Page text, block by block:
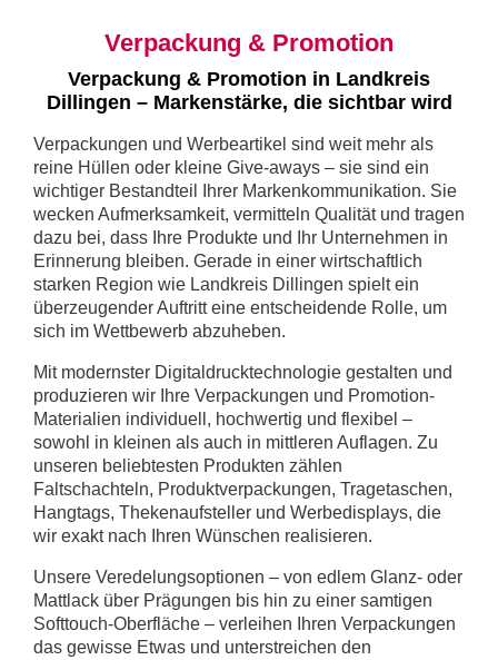
Verpackung & Promotion
Verpackung & Promotion in Landkreis
Dillingen – Markenstärke, die sichtbar wird
Verpackungen und Werbeartikel sind weit mehr als
reine Hüllen oder kleine Give-aways – sie sind ein
wichtiger Bestandteil Ihrer Markenkommunikation. Sie
wecken Aufmerksamkeit, vermitteln Qualität und tragen
dazu bei, dass Ihre Produkte und Ihr Unternehmen in
Erinnerung bleiben. Gerade in einer wirtschaftlich
starken Region wie Landkreis Dillingen spielt ein
überzeugender Auftritt eine entscheidende Rolle, um
sich im Wettbewerb abzuheben.
Mit modernster Digitaldrucktechnologie gestalten und
produzieren wir Ihre Verpackungen und Promotion-
Materialien individuell, hochwertig und flexibel –
sowohl in kleinen als auch in mittleren Auflagen. Zu
unseren beliebtesten Produkten zählen
Faltschachteln, Produktverpackungen, Tragetaschen,
Hangtags, Thekenaufsteller und Werbedisplays, die
wir exakt nach Ihren Wünschen realisieren.
Unsere Veredelungsoptionen – von edlem Glanz- oder
Mattlack über Prägungen bis hin zu einer samtigen
Softtouch-Oberfläche – verleihen Ihren Verpackungen
das gewisse Etwas und unterstreichen den